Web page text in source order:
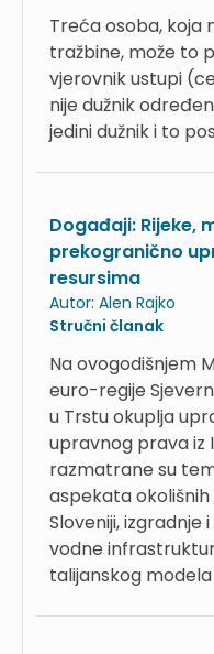
Treća osoba, koja
tražbine, može to
vjerovnik ustupi
nije dužnik
jedini dužnik i to
Događaji: Rijeke,
prekogranično
resursima
Autor: Alen Rajko
Stručni članak
Na ovogodišnjem
euro-regije
u Trstu okuplja
upravnog prava iz
razmatrane su
aspekata
Sloveniji, izgradnje
vodne
talijanskog